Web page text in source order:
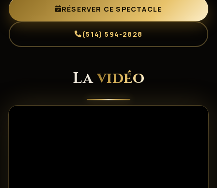
RÉSERVER CE SPECTACLE
(514) 594-2828
Lavidéo